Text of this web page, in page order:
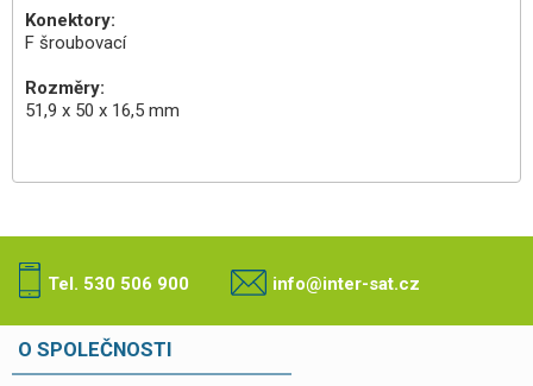
Konektory:
F šroubovací
Rozměry:
51,9 x 50 x 16,5 mm
Tel. 530 506 900 info@inter-sat.cz
O SPOLEČNOSTI